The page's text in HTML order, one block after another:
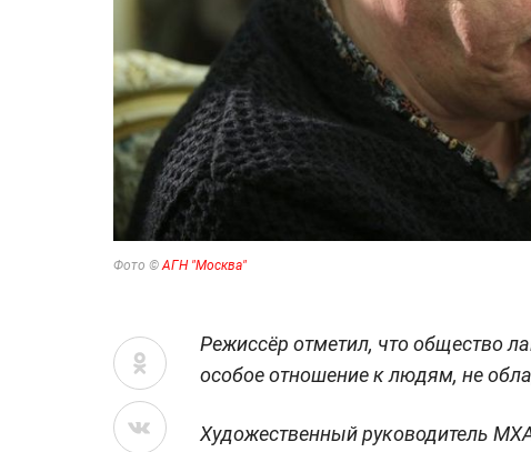
Фото ©АГН "Москва"
Режиссёр отметил, что общество
особое отношение к людям, не
Художественный руководитель